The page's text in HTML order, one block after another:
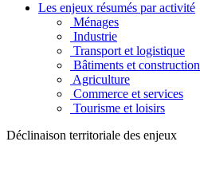
Les enjeux résumés par activité
Ménages
Industrie
Transport et logistique
Bâtiments et construction
Agriculture
Commerce et services
Tourisme et loisirs
Déclinaison territoriale des enjeux